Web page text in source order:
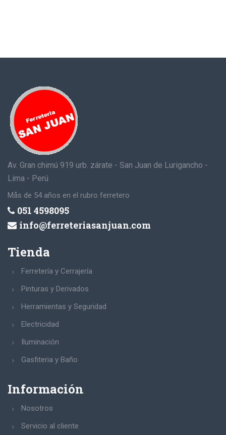
Av. Gran chimú 919 urb. zárate - San Juan de Lurigancho -
Lima - Perú
Mås de 54 años en el rubro ferretero
051 4598095
info@ferreteriasanjuan.com
Tienda
Ferretería y Cerrajería
Pinturas y Derivados
Herramientas y Seguridad
Electricidad
Iluminación
Gasfiteria y Baño
Información
Nosotros
Servicio al cliente